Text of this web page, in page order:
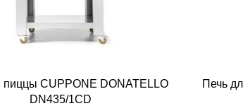
пиццы CUPPONE DONATELLO
DN435/1CD
Печь